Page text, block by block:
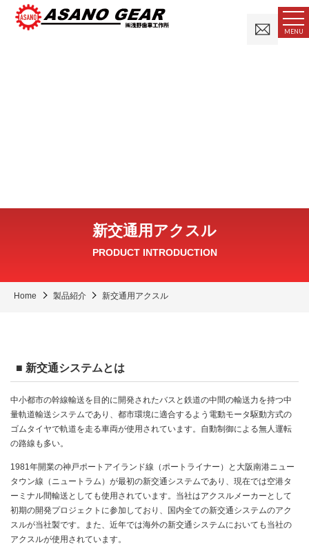
MENU
新交通用アクスル
PRODUCT INTRODUCTION
Home 製品紹介 新交通用アクスル
■ 新交通システムとは
中小都市の幹線輸送を目的に開発されたバスと鉄道の中間の輸送力を持つ中
量軌道輸送システムであり、都市環境に適合するよう電動モータ駆動方式の
ゴムタイヤで軌道を走る車両が使用されています。自動制御による無人運転
の路線も多い。
1981年開業の神戸ポートアイランド線（ポートライナー）と大阪南港ニュー
タウン線（ニュートラム）が最初の新交通システムであり、現在では空港タ
ーミナル間輸送としても使用されています。当社はアクスルメーカーとして
初期の開発プロジェクトに参加しており、国内全ての新交通システムのアク
スルが当社製です。また、近年では海外の新交通システムにおいても当社の
アクスルが使用されています。